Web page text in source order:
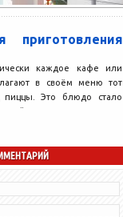
приготовления
каждое кафе или
в своём меню тот
Это блюдо стало